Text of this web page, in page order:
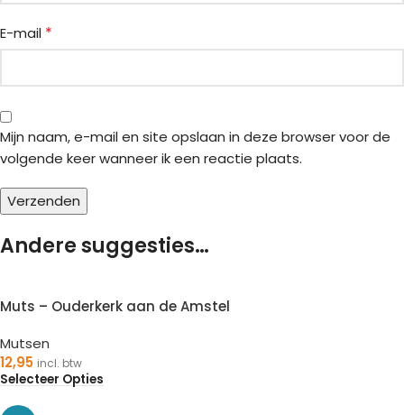
E-mail *
Mijn naam, e-mail en site opslaan in deze browser voor de
volgende keer wanneer ik een reactie plaats.
Andere suggesties…
Muts – Ouderkerk aan de Amstel
Mutsen
12,95 incl. btw
Selecteer Opties